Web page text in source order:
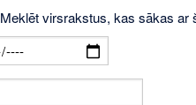
Meklēt virsrakstus, kas sākas ar